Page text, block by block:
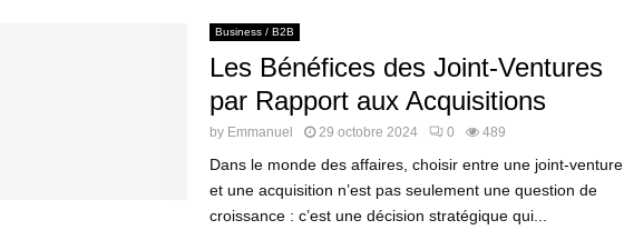
Business / B2B
Les Bénéfices des Joint-Ventures
par Rapport aux Acquisitions
by Emmanuel 29 octobre 2024 0 489
Dans le monde des affaires, choisir entre une joint-venture
et une acquisition n’est pas seulement une question de
croissance : c’est une décision stratégique qui...